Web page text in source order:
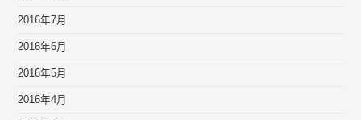
2016年7月
2016年6月
2016年5月
2016年4月